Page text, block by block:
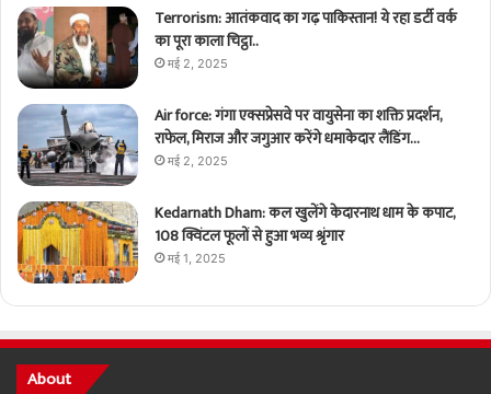
Terrorism: आतंकवाद का गढ़ पाकिस्तान! ये रहा डर्टी वर्क
का पूरा काला चिट्ठा..
मई 2, 2025
Air force: गंगा एक्सप्रेसवे पर वायुसेना का शक्ति प्रदर्शन,
राफेल, मिराज और जगुआर करेंगे धमाकेदार लैंडिंग…
मई 2, 2025
Kedarnath Dham: कल खुलेंगे केदारनाथ धाम के कपाट,
108 क्विंटल फूलों से हुआ भव्य श्रृंगार
मई 1, 2025
About